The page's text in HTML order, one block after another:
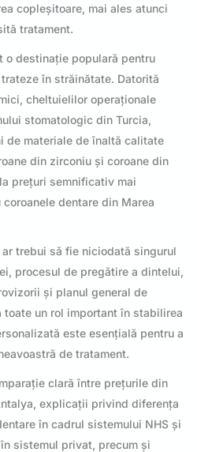
copleșitoare, mai ales atunci
tratament.
o destinație populară pentru
în străinătate. Datorită
cheltuielilor operaționale
stomatologic din Turcia,
de materiale de înaltă calitate
din zirconiu și coroane din
prețuri semnificativ mai
dentare din Marea
trebui să fie niciodată singurul
procesul de pregătire a dintelui,
și planul general de
toate un rol important în stabilirea
este esențială pentru a
de tratament.
clară între prețurile din
explicații privind diferența
în cadrul sistemului NHS și
sistemul privat, precum și